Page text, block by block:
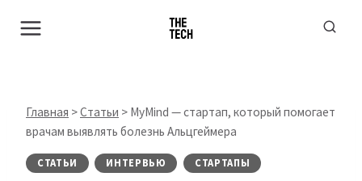
Главная >Статьи > MyMind — стартап, который помогает
врачам выявлять болезнь Альцгеймера
СТАТЬИ ИНТЕРВЬЮ СТАРТАПЫ